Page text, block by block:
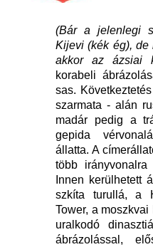
(Bár a jelenlegi
Kijevi (kék ég), de
akkor az ázsiai
korabeli
sas.
szarmata - alán
madár pedig a
gepida
állatta. A
több
Innen kerülhetett
szkíta turullá, a
Tower, a
uralkodó
ábrázolással,